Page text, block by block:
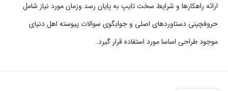
ارائه راهکارها و شرایط سخت تایپ به پایان رسد وزمان مورد نیاز شامل
حروفچینی دستاوردهای اصلی و جوابگوی سوالات پیوسته اهل دنیای
موجود طراحی اساسا مورد استفاده قرار گیرد.